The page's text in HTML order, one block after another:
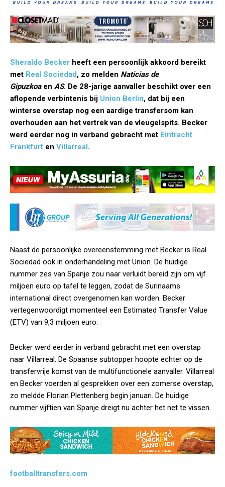
Sheraldo Becker heeft een persoonlijk akkoord bereikt
met Real Sociedad, zo melden Naticias de
Gipuzkoaen AS. De 28-jarige aanvaller beschikt over een
aflopende verbintenis bij Union Berlin, dat bij een
winterse overstap nog een aardige transfersom kan
overhouden aan het vertrek van de vleugelspits. Becker
werd eerder nog in verband gebracht met Eintracht
Frankfurt en Villarreal.
Naast de persoonlijke overeenstemming met Becker is Real
Sociedad ook in onderhandeling met Union. De huidige
nummer zes van Spanje zou naar verluidt bereid zijn om vijf
miljoen euro op tafel te leggen, zodat de Surinaams
international direct overgenomen kan worden. Becker
vertegenwoordigt momenteel een Estimated Transfer Value
(ETV) van 9,3 miljoen euro.
Becker werd eerder in verband gebracht met een overstap
naar Villarreal. De Spaanse subtopper hoopte echter op de
transfervrije komst van de multifunctionele aanvaller. Villarreal
en Becker voerden al gesprekken over een zomerse overstap,
zo meldde Florian Plettenberg begin januari. De huidige
nummer vijftien van Spanje dreigt nu achter het net te vissen.
footballtransfers.com